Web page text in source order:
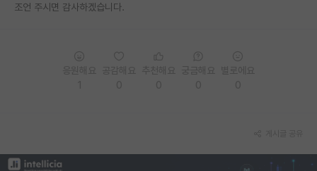
인문사회 계열 게시판
조언 주시면 감사하겠습니다.